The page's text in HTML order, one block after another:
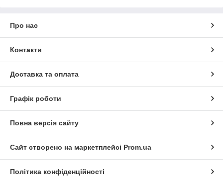
Про нас
Контакти
Доставка та оплата
Графік роботи
Повна версія сайту
Сайт створено на маркетплейсі Prom.ua
Політика конфіденційності